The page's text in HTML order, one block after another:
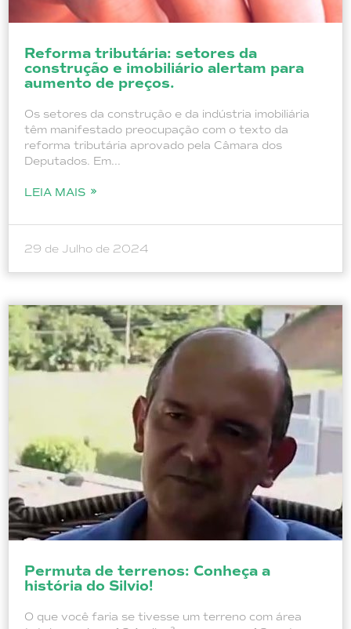
Reforma tributária: setores da
construção e imobiliário alertam para
aumento de preços.
Os setores da construção e da indústria imobiliária
têm manifestado preocupação com o texto da
reforma tributária aprovado pela Câmara dos
Deputados. Em...
LEIA MAIS
29 de Julho de 2024
Permuta de terrenos: Conheça a
história do Silvio!
O que você faria se tivesse um terreno com área